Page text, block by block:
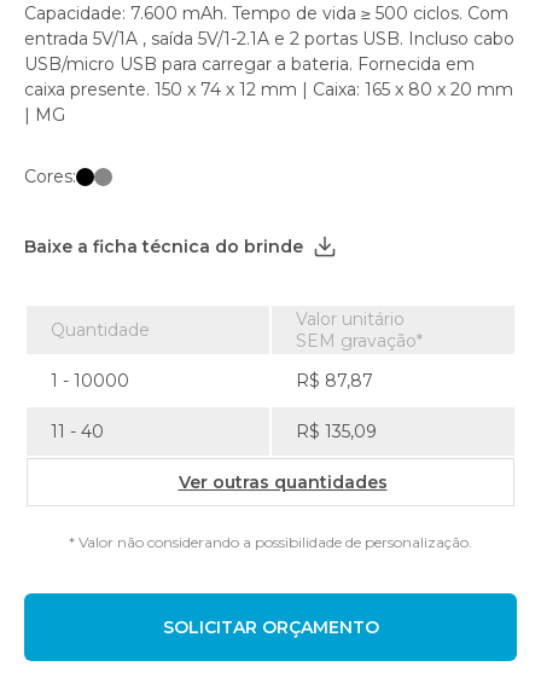
Capacidade: 7.600 mAh. Tempo de vida ≥ 500 ciclos. Com
entrada 5V/1A , saída 5V/1-2.1A e 2 portas USB. Incluso cabo
USB/micro USB para carregar a bateria. Fornecida em
caixa presente. 150 x 74 x 12 mm | Caixa: 165 x 80 x 20 mm
| MG
Cores:
Baixe a ficha técnica do brinde
Quantidade
Valor unitário
SEM gravação*
1 - 10000
R$ 87,87
11 - 40 R$ 135,09
Ver outras quantidades
* Valor não considerando a possibilidade de personalização.